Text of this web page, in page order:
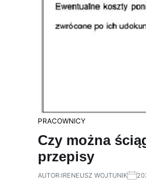
PRACOWNICY
Czy można
przepisy
AUTOR:IRENEUSZ WOJTUNIK